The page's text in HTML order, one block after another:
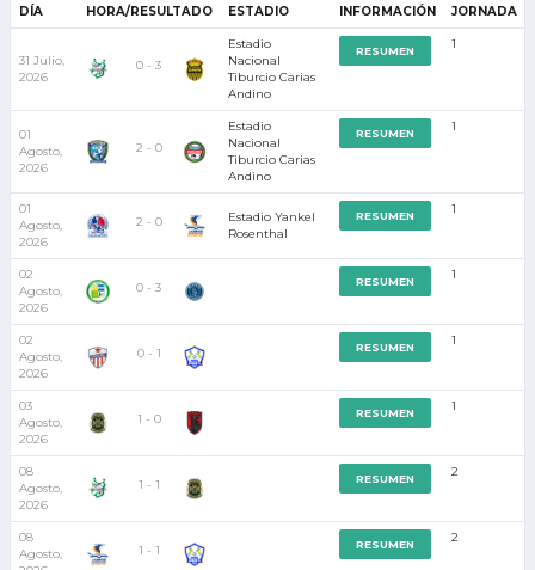
DÍA HORA/RESULTADO ESTADIO INFORMACIÓN JORNADA
31 Julio,
2026
0 - 3
Estadio
Nacional
Tiburcio Carias
Andino
RESUMEN 1
01
Agosto,
2026
2 - 0
Estadio
Nacional
Tiburcio Carias
Andino
RESUMEN 1
01
Agosto,
2026
2 - 0
Estadio Yankel
Rosenthal
RESUMEN 1
02
Agosto,
2026
0 - 3 RESUMEN 1
02
Agosto,
2026
0 - 1 RESUMEN 1
03
Agosto,
2026
1 - 0 RESUMEN 1
08
Agosto,
2026
1 - 1 RESUMEN 2
08
Agosto,
1 - 1 RESUMEN 2